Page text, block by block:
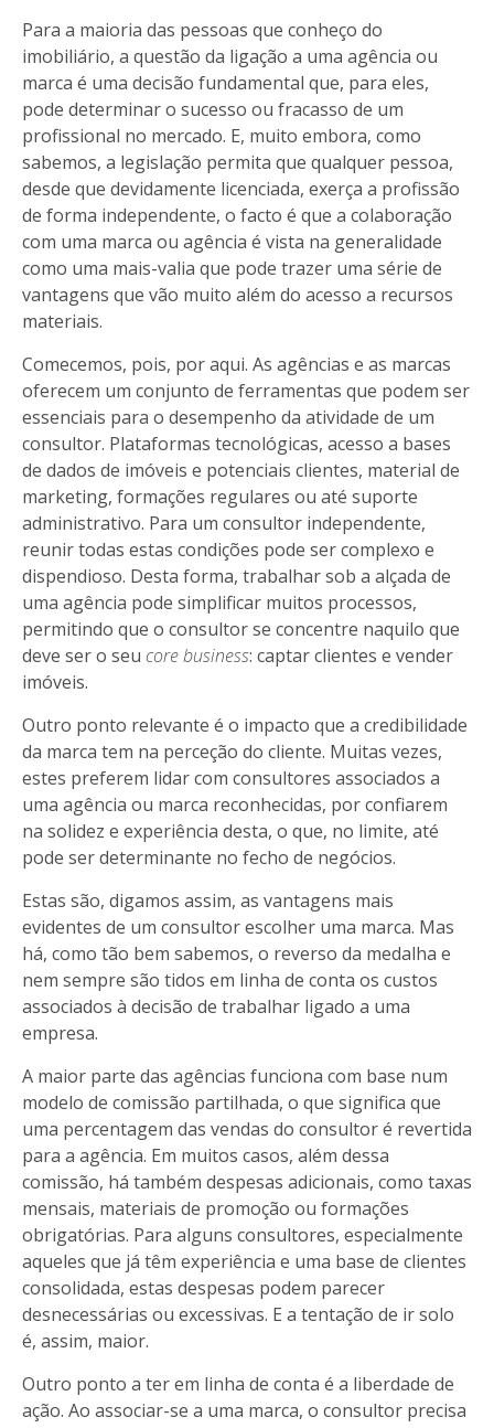
Para a maioria das pessoas que conheço do
imobiliário, a questão da ligação a uma agência ou
marca é uma decisão fundamental que, para eles,
pode determinar o sucesso ou fracasso de um
profissional no mercado. E, muito embora, como
sabemos, a legislação permita que qualquer pessoa,
desde que devidamente licenciada, exerça a profissão
de forma independente, o facto é que a colaboração
com uma marca ou agência é vista na generalidade
como uma mais-valia que pode trazer uma série de
vantagens que vão muito além do acesso a recursos
materiais.
Comecemos, pois, por aqui. As agências e as marcas
oferecem um conjunto de ferramentas que podem ser
essenciais para o desempenho da atividade de um
consultor. Plataformas tecnológicas, acesso a bases
de dados de imóveis e potenciais clientes, material de
marketing, formações regulares ou até suporte
administrativo. Para um consultor independente,
reunir todas estas condições pode ser complexo e
dispendioso. Desta forma, trabalhar sob a alçada de
uma agência pode simplificar muitos processos,
permitindo que o consultor se concentre naquilo que
deve ser o seu core business: captar clientes e vender
imóveis.
Outro ponto relevante é o impacto que a credibilidade
da marca tem na perceção do cliente. Muitas vezes,
estes preferem lidar com consultores associados a
uma agência ou marca reconhecidas, por confiarem
na solidez e experiência desta, o que, no limite, até
pode ser determinante no fecho de negócios.
Estas são, digamos assim, as vantagens mais
evidentes de um consultor escolher uma marca. Mas
há, como tão bem sabemos, o reverso da medalha e
nem sempre são tidos em linha de conta os custos
associados à decisão de trabalhar ligado a uma
empresa.
A maior parte das agências funciona com base num
modelo de comissão partilhada, o que significa que
uma percentagem das vendas do consultor é revertida
para a agência. Em muitos casos, além dessa
comissão, há também despesas adicionais, como taxas
mensais, materiais de promoção ou formações
obrigatórias. Para alguns consultores, especialmente
aqueles que já têm experiência e uma base de clientes
consolidada, estas despesas podem parecer
desnecessárias ou excessivas. E a tentação de ir solo
é, assim, maior.
Outro ponto a ter em linha de conta é a liberdade de
ação. Ao associar-se a uma marca, o consultor precisa